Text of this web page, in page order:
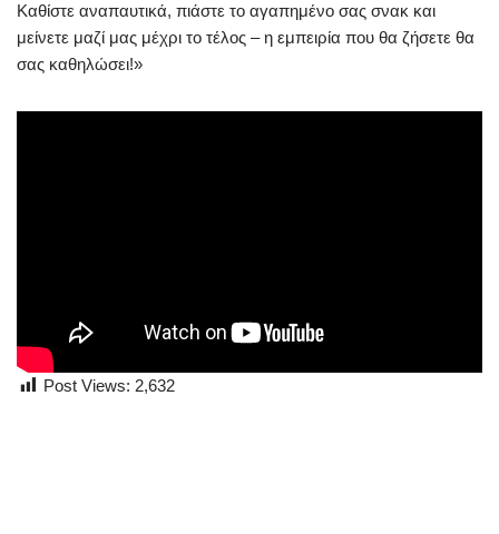
Καθίστε αναπαυτικά, πιάστε το αγαπημένο σας σνακ και
μείνετε μαζί μας μέχρι το τέλος – η εμπειρία που θα ζήσετε θα
σας καθηλώσει!»
Post Views: 2,632